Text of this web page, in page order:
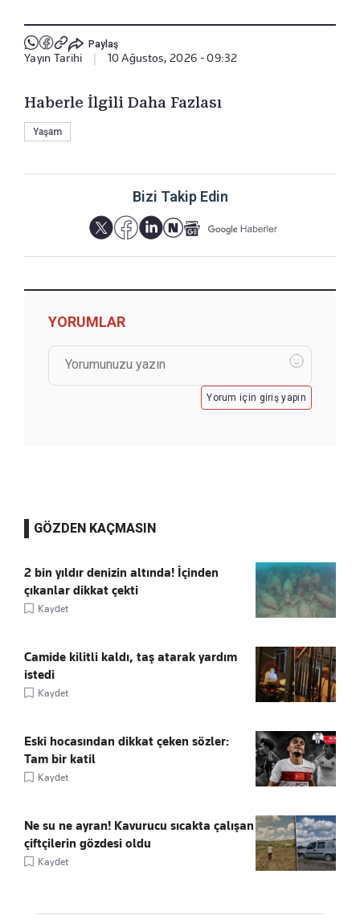
Paylaş
Yayın Tarihi 10 Ağustos, 2026 - 09:32
Haberle İlgili Daha Fazlası
Yaşam
Bizi Takip Edin
YORUMLAR
Yorum için giriş yapın
GÖZDEN KAÇMASIN
2 bin yıldır denizin altında! İçinden
çıkanlar dikkat çekti
Kaydet
Camide kilitli kaldı, taş atarak yardım
istedi
Kaydet
Eski hocasından dikkat çeken sözler:
Tam bir katil
Kaydet
Ne su ne ayran! Kavurucu sıcakta çalışan
çiftçilerin gözdesi oldu
Kaydet